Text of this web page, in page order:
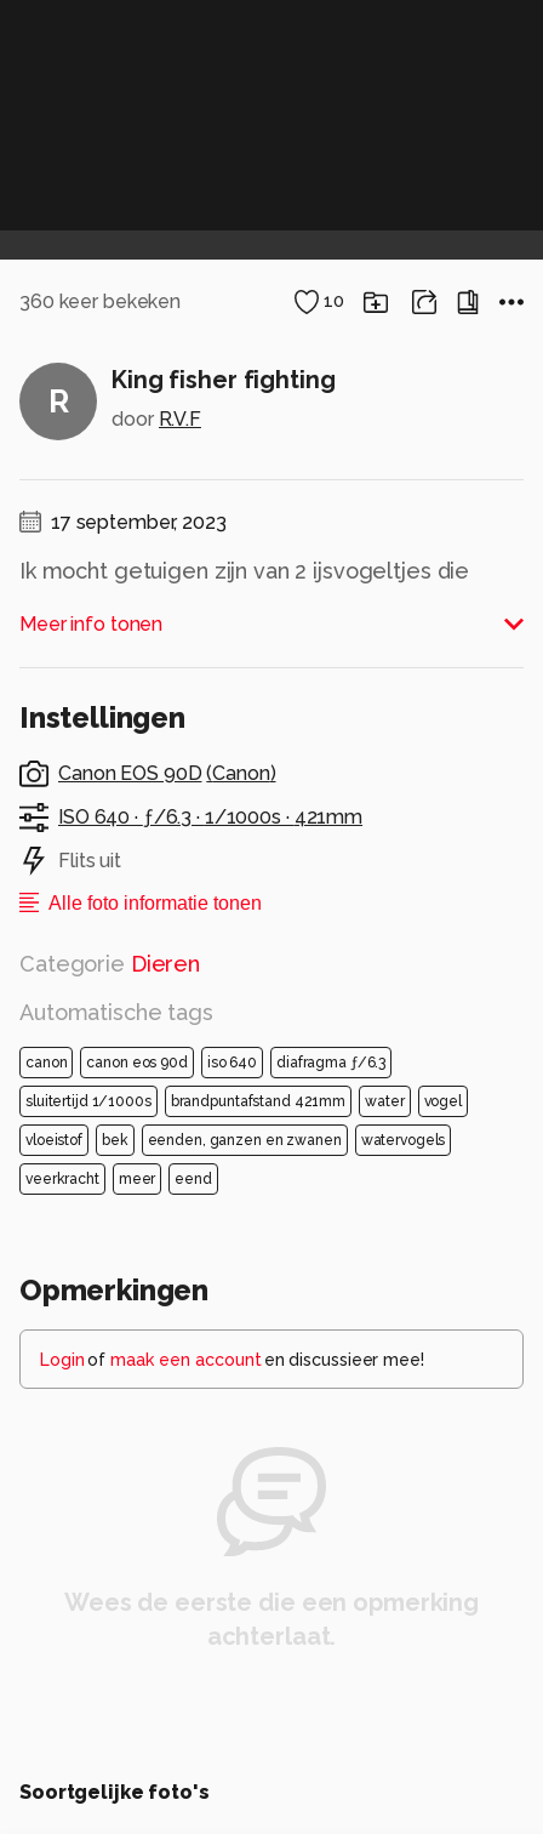
360 keer bekeken 10
R
King fisher fighting
door R.V.F
17 september, 2023
Ik mocht getuigen zijn van 2 ijsvogeltjes die
Meer info tonen
Instellingen
Canon EOS 90D (Canon)
ISO 640 · ƒ/6.3 · 1/1000s · 421mm
Flits uit
Alle foto informatie tonen
Categorie Dieren
Automatische tags
canon canon eos 90d iso 640 diafragma ƒ/6.3
sluitertijd 1/1000s brandpuntafstand 421mm water vogel
vloeistof bek eenden, ganzen en zwanen watervogels
veerkracht meer eend
Opmerkingen
Loginof maak een account en discussieer mee!
Wees de eerste die een opmerking
achterlaat.
Soortgelijke foto's